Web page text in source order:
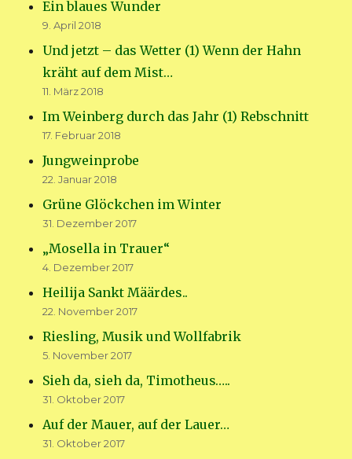
Ein blaues Wunder
9. April 2018
Und jetzt – das Wetter (1) Wenn der Hahn
kräht auf dem Mist…
11. März 2018
Im Weinberg durch das Jahr (1) Rebschnitt
17. Februar 2018
Jungweinprobe
22. Januar 2018
Grüne Glöckchen im Winter
31. Dezember 2017
„Mosella in Trauer“
4. Dezember 2017
Heilija Sankt Määrdes..
22. November 2017
Riesling, Musik und Wollfabrik
5. November 2017
Sieh da, sieh da, Timotheus…..
31. Oktober 2017
Auf der Mauer, auf der Lauer…
31. Oktober 2017